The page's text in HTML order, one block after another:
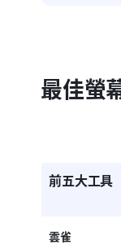
最佳螢
前五大工具
雲雀